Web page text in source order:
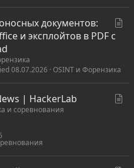
я
документов:
и эксплойтов в PDF с
OSINT и Форензика
08.07.2026
| HackerLab
и соревнования